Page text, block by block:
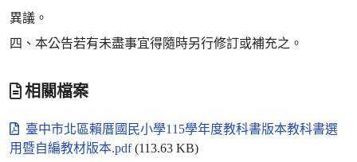
異議。
四、本公告若有未盡事宜得隨時另行修訂或補充之。
相關檔案
臺中市北區賴厝國民小學115學年度教科書版本教科書選
用暨自編教材版本.pdf(113.63 KB)